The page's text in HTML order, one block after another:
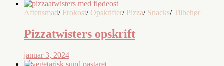
Aftensmad/ Frokost/ Opskrifter/ Pizza/ Snacks/ Tilbehør
Pizzatwisters opskrift
januar 3, 2024